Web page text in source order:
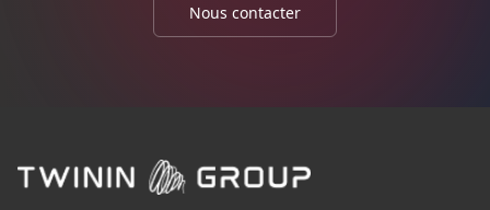
Nous contacter